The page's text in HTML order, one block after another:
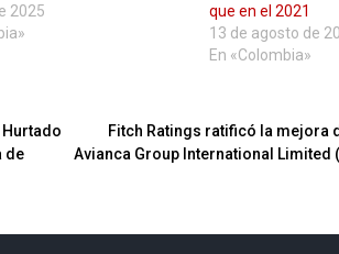
2025
que en el 2021
13 de agosto de
En «Colombia»
de
Fitch Ratings ratificó la mejora
Avianca Group International Limited